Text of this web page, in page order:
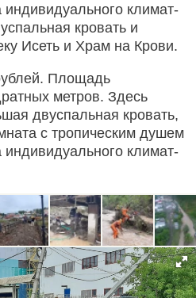
климат-
кровать и
Исеть и Храм на Крови.
Площадь
метров. Здесь
двуспальная кровать,
с тропическим душем
климат-